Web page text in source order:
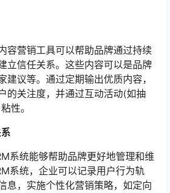
容营销工具可以帮助品牌通过持续
立信任关系。这些内容可以是品牌
建议等。通过定期输出优质内容，
的关注度，并通过互动活动(如抽
性。
系统能够帮助品牌更好地管理和维
系统，企业可以记录用户行为轨
息，实施个性化营销策略，如定向